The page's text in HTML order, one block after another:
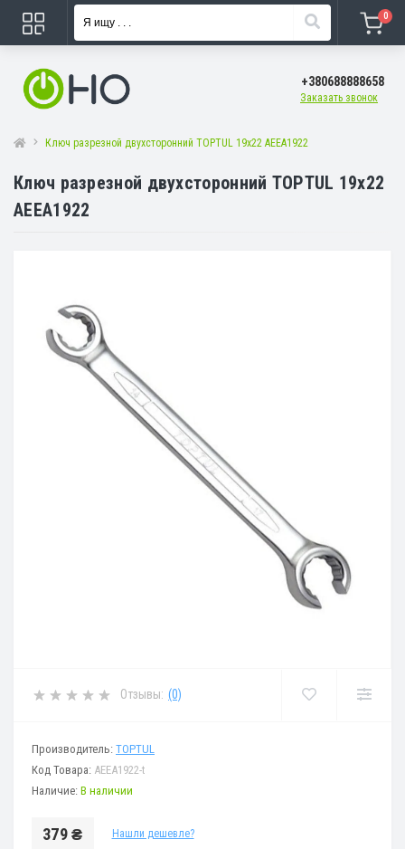
0
+380688888658
Заказать звонок
Ключ разрезной двухсторонний TOPTUL 19х22 AEEA1922
Ключ разрезной двухсторонний TOPTUL 19х22
AEEA1922
Отзывы: (0)
Производитель: TOPTUL
Код Товара: AEEA1922-t
Наличие: В наличии
379 ₴ Нашли дешевле?